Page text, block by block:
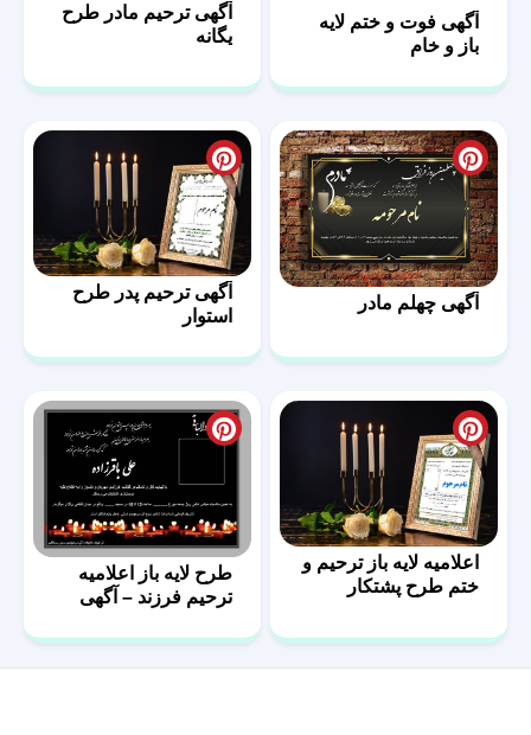
آگهی فوت و ختم لایه
باز و خام
آگهی ترحیم مادر طرح
یگانه
آگهی چهلم مادر
آگهی ترحیم پدر طرح
استوار
اعلامیه لایه باز ترحیم و
ختم طرح پشتکار
طرح لایه باز اعلامیه
ترحیم فرزند – آگهی